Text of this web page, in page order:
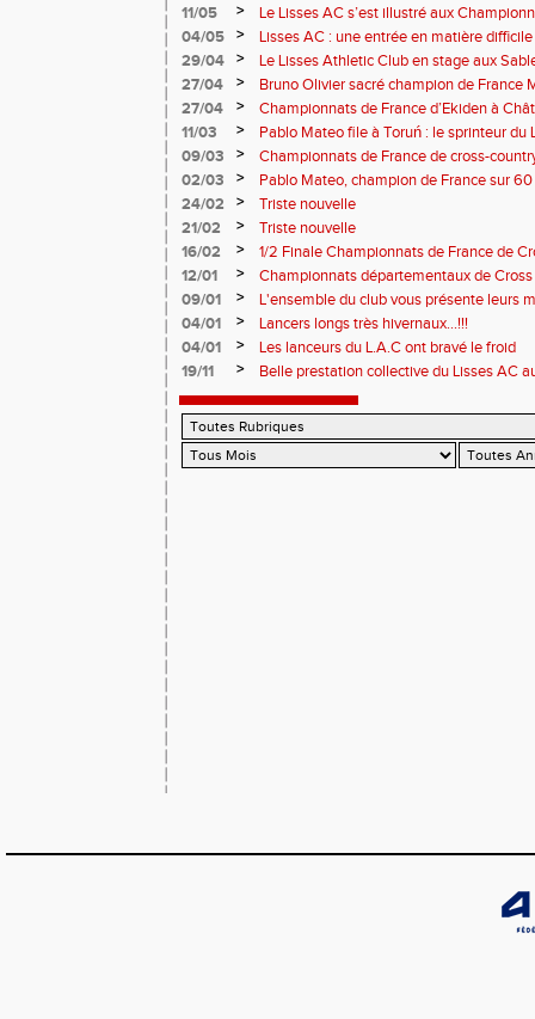
11/05
>
Le Lisses AC s’est illustré aux
Troyes
04/05 >
Lisses AC : une entrée en matière
29/04
>
Le Lisses Athletic Club en stage aux
travail intense au bord de l’Atlantique
27/04 >
Bruno Olivier sacré champion de France
27/04
>
Championnats de France d’Ekiden à
11/03
>
Pablo Mateo file à Toruń : le sprinteur du
09/03
>
Championnats de France de cross-
performances du Lisses AC
02/03 >
Pablo Mateo, champion de France sur
24/02
>
Triste nouvelle
21/02
>
Triste nouvelle
16/02
>
1/2 Finale Championnats de France de
MARTIN - I-F - 077
12/01 >
Championnats départementaux de
09/01
>
L'ensemble du club vous présente leurs
nouvelle année!
04/01 >
Lancers longs très hivernaux...!!!
04/01
>
Les lanceurs du L.A.C ont bravé le froid
19/11
>
Belle prestation collective du Lisses AC